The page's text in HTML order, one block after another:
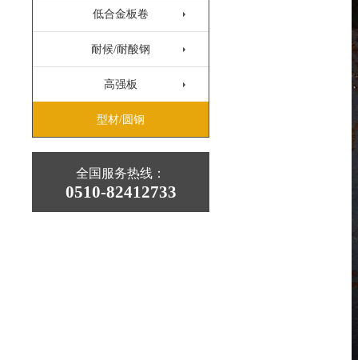
低合金板卷
耐候/耐酸钢
高强板
型材/圆钢
全国服务热线：
0510-82412733